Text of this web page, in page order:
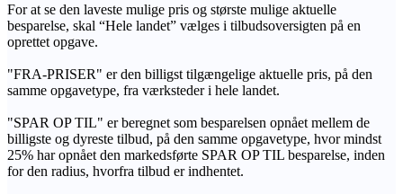
For at se den laveste mulige pris og største mulige aktuelle
besparelse, skal “Hele landet” vælges i tilbudsoversigten på en
oprettet opgave.
"FRA-PRISER" er den billigst tilgængelige aktuelle pris, på den
samme opgavetype, fra værksteder i hele landet.
"SPAR OP TIL" er beregnet som besparelsen opnået mellem de
billigste og dyreste tilbud, på den samme opgavetype, hvor mindst
25% har opnået den markedsførte SPAR OP TIL besparelse, inden
for den radius, hvorfra tilbud er indhentet.